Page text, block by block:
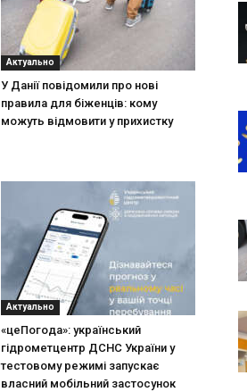
Актуально
У Данії повідомили про нові
правила для біженців: кому
можуть відмовити у прихистку
Актуально
«цеПогода»: український
гідрометцентр ДСНС України у
тестовому режимі запускає
власний мобільний застосунок